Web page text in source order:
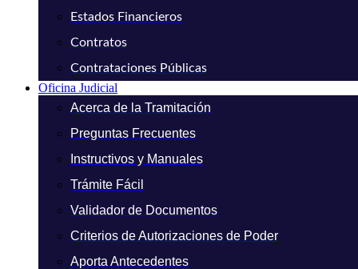
Estados Financieros
Contratos
Contrataciones Públicas
Oficina Judicial
Acerca de la Tramitación
Preguntas Frecuentes
Instructivos y Manuales
Trámite Fácil
Validador de Documentos
Criterios de Autorizaciones de Poder
Aporta Antecedentes